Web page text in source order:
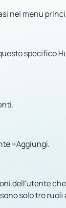
nel menu
specifico
+Aggiungi.
dell'utente
solo tre ruoli